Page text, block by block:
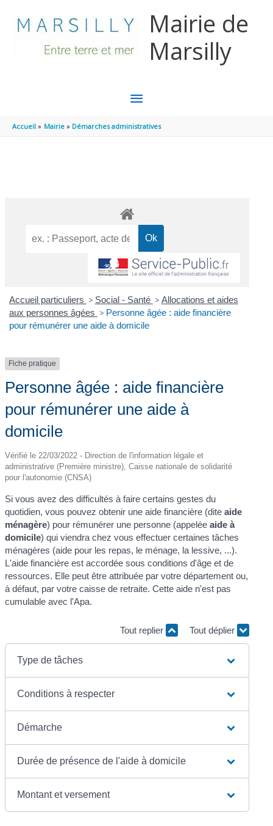
Mairie de
Marsilly
MENU
PRINCIPAL
Accueil Mairie Démarches administratives
Accueil particuliers > Social - Santé > Allocations et aides
aux personnes âgées > Personne âgée : aide financière
pour rémunérer une aide à domicile
Fiche pratique
Personne âgée : aide financière
pour rémunérer une aide à
domicile
Vérifié le 22/03/2022 - Direction de l'information légale et
administrative (Première ministre), Caisse nationale de solidarité
pour l'autonomie (CNSA)
Si vous avez des difficultés à faire certains gestes du
quotidien, vous pouvez obtenir une aide financière (diteaide
ménagère) pour rémunérer une personne (appeléeaide à
domicile) qui viendra chez vous effectuer certaines tâches
ménagères (aide pour les repas, le ménage, la lessive, ...).
L'aide financière est accordée sous conditions d'âge et de
ressources. Elle peut être attribuée par votre département ou,
à défaut, par votre caisse de retraite. Cette aide n'est pas
cumulable avec l'Apa.
Tout replier Tout déplier
Type de tâches
Conditions à respecter
Démarche
Durée de présence de l'aide à domicile
Montant et versement